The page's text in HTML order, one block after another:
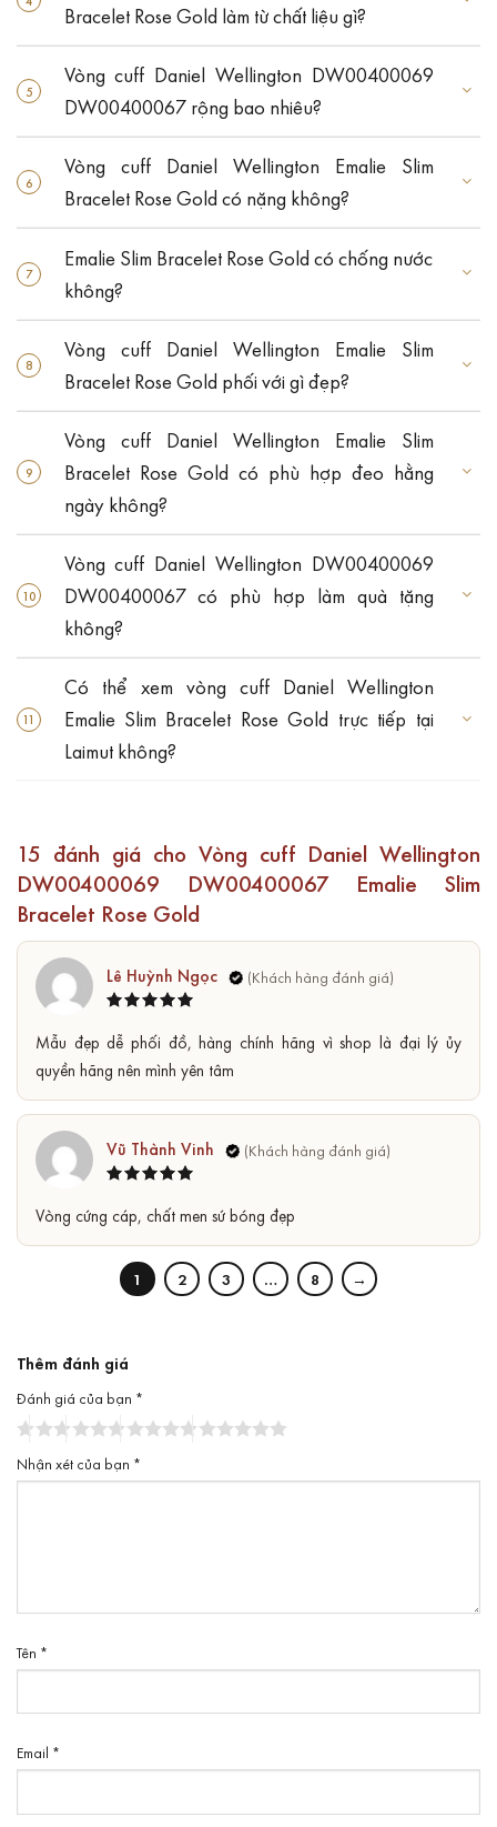
Bracelet Rose Gold làm từ chất liệu gì?
Vòng cuff Daniel Wellington DW00400069
DW00400067 rộng bao nhiêu?
Vòng cuff Daniel Wellington Emalie Slim
Bracelet Rose Gold có nặng không?
Emalie Slim Bracelet Rose Gold có chống nước
không?
Vòng cuff Daniel Wellington Emalie Slim
Bracelet Rose Gold phối với gì đẹp?
Vòng cuff Daniel Wellington Emalie Slim
Bracelet Rose Gold có phù hợp đeo hằng
ngày không?
Vòng cuff Daniel Wellington DW00400069
DW00400067 có phù hợp làm quà tặng
không?
Có thể xem vòng cuff Daniel Wellington
Emalie Slim Bracelet Rose Gold trực tiếp tại
Laimut không?
15 đánh giá cho Vòng cuff Daniel Wellington
DW00400069 DW00400067 Emalie Slim
Bracelet Rose Gold
hạng5
5
sao
Lê Huỳnh Ngọc
Mẫu đẹp dễ phối đồ, hàng chính hãng vì shop là đại lý ủy
quyền hãng nên mình yên tâm
hạng55
sao
Vũ Thành Vinh
Vòng cứng cáp, chất men sứ bóng đẹp
1 2 3 … 8 →
Thêm đánh giá
Đánh giá của bạn *
Nhận xét của bạn *
Tên *
Email *